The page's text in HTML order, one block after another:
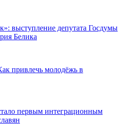
выступление депутата Госдумы
Белика
привлечь молодёжь в
первым интеграционным